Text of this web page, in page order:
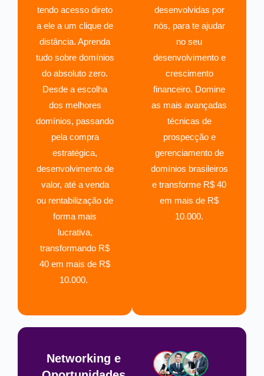
tendo acesso direto
a ele a um clique de
distância. Aprenda
tudo sobre domínios
do absoluto zero.
Desde a escolha
dos melhores
domínios, passando
pela compra
estratégica,
desenvolvimento de
valor, até a venda
ou rentabilização de
forma mais
lucrativa,
transformando R$
40 em mais de R$
10.000.
desenvolvidas por
nós, para te ajudar
no seu
desenvolvimento e
crescimento
financeiro. Domine
as mais avançadas
técnicas de
prospecção e
gerenciamento de
domínios brasileiros
e transforme R$ 40
em mais de R$
10.000.
Networking e